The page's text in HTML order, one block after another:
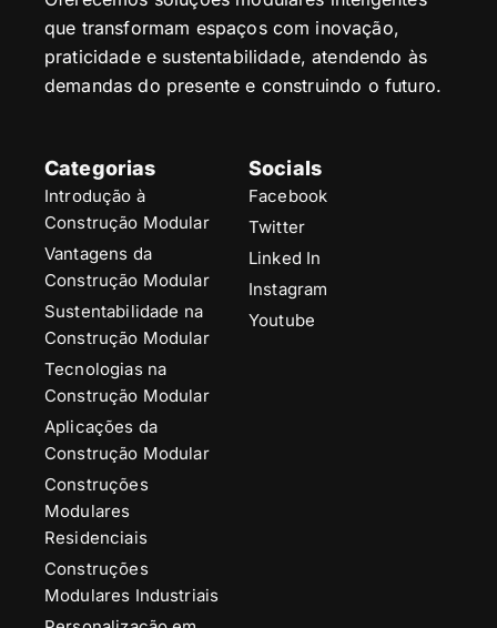
que transformam espaços com inovação,
praticidade e sustentabilidade, atendendo às
demandas do presente e construindo o futuro.
Categorias
Introdução à
Construção Modular
Vantagens da
Construção Modular
Sustentabilidade na
Construção Modular
Tecnologias na
Construção Modular
Aplicações da
Construção Modular
Construções
Modulares
Residenciais
Construções
Modulares Industriais
Socials
Facebook
Twitter
Linked In
Instagram
Youtube